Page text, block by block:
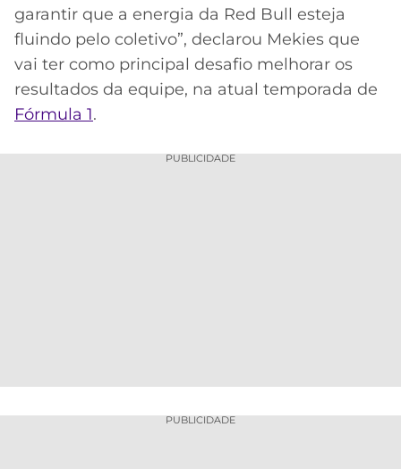
garantir que a energia da Red Bull esteja
fluindo pelo coletivo”, declarou Mekies que
vai ter como principal desafio melhorar os
resultados da equipe, na atual temporada de
Fórmula 1.
PUBLICIDADE
PUBLICIDADE